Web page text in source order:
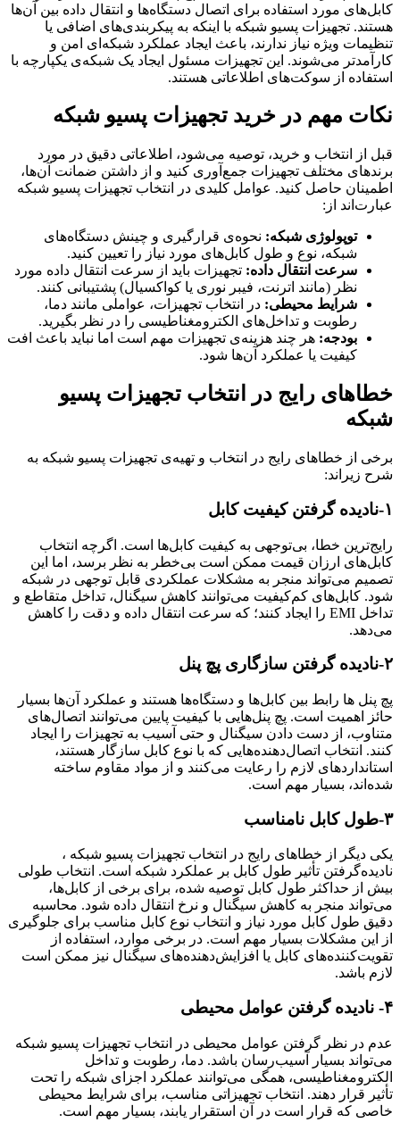
کابل‌های مورد استفاده برای اتصال دستگاه‌ها و انتقال داده بین آن‌ها
هستند. تجهیزات پسیو شبکه با اینکه به پیکربندی‌های اضافی یا
تنظیمات ویژه نیاز ندارند، باعث ایجاد عملکرد شبکه‌‌ای امن و
کارآمد‌تر می‌شوند. این تجهیزات مسئول ایجاد یک شبکه‌ی یکپارچه با
استفاده از سوکت‌های اطلاعاتی هستند.
نکات مهم در خرید تجهیزات پسیو شبکه
قبل از انتخاب و خرید، توصیه می‌شود، اطلاعاتی دقیق در مورد
برندهای مختلف تجهیزات جمع‌آوری کنید و از داشتن ضمانت آن‌ها،
اطمینان حاصل کنید. عوامل کلیدی در انتخاب تجهیزات پسیو شبکه
عبارت‌اند از:
توپولوژی شبکه: نحوه‌ی قرارگیری و چینش دستگاه‌های
شبکه، نوع و طول کابل‌های مورد نیاز را تعیین کنید.
سرعت انتقال داده: تجهیزات باید از سرعت انتقال داده مورد
نظر (مانند اترنت، فیبر نوری یا کواکسیال) پشتیبانی کنند.
شرایط محیطی: در انتخاب تجهیزات، عواملی مانند دما،
رطوبت و تداخل‌های الکترومغناطیسی را در نظر بگیرید.
بودجه: هر چند هزینه‌ی تجهیزات مهم است اما نباید باعث افت
کیفیت یا عملکرد آن‌ها شود.
خطاهای رایج در انتخاب تجهیزات پسیو
شبکه
برخی از خطاهای رایج در انتخاب و تهیه‌ی تجهیزات پسیو شبکه به
شرح زیراند:
۱-نادیده گرفتن کیفیت کابل
رایج‌ترین خطا، بی‌توجهی به کیفیت کابل‌ها است. اگرچه انتخاب
کابل‌های ارزان قیمت ممکن است بی‌خطر به نظر برسد، اما این
تصمیم می‌تواند منجر به مشکلات عملکردی قابل توجهی در شبکه
شود. کابل‌های کم‌کیفیت می‌توانند کاهش سیگنال، تداخل متقاطع و
تداخل EMI را ایجاد کنند؛ که سرعت انتقال داده و دقت را کاهش
می‌دهد.
۲-نادیده گرفتن سازگاری پچ پنل
پچ پنل ها رابط بین کابل‌ها و دستگاه‌ها هستند و عملکرد آن‌ها بسیار
حائز اهمیت است. پچ پنل‌‌هایی با کیفیت پایین می‌توانند اتصال‌های
متناوب، از دست دادن سیگنال و حتی آسیب به تجهیزات را ایجاد
کنند. انتخاب اتصال‌دهنده‌هایی که با نوع کابل سازگار هستند،
استانداردهای لازم را رعایت می‌کنند و از مواد مقاوم ساخته
شده‌اند، بسیار مهم است.
۳-طول کابل نامناسب
یکی دیگر از خطاهای رایج در انتخاب تجهیزات پسیو شبکه ،
نادیده‌گرفتن تأثیر طول کابل بر عملکرد شبکه است. انتخاب طولی
بیش از حداکثر طول کابل توصیه ‌شده، برای برخی از کابل‌ها،
می‌تواند منجر به کاهش سیگنال و نرخ انتقال داده شود. محاسبه
دقیق طول کابل مورد نیاز و انتخاب نوع کابل مناسب برای جلوگیری
از این مشکلات بسیار مهم است. در برخی موارد، استفاده از
تقویت‌کننده‌های کابل یا افزایش‌دهنده‌های سیگنال نیز ممکن است
لازم باشد.
۴- نادیده گرفتن عوامل محیطی
عدم در نظر گرفتن عوامل محیطی در انتخاب تجهیزات پسیو شبکه
می‌تواند بسیار آسیب‌رسان باشد. دما، رطوبت و تداخل
الکترومغناطیسی، همگی می‌توانند عملکرد اجزای شبکه را تحت
تأثیر قرار دهند. انتخاب تجهیزاتی مناسب، برای شرایط محیطی
خاصی که قرار است در آن‌ استقرار یابند، بسیار مهم است.